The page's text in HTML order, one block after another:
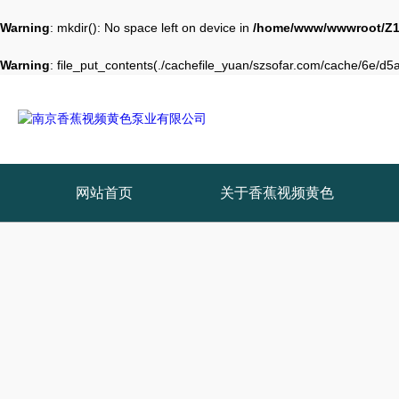
Warning: mkdir(): No space left on device in /home/www/wwwroot/
Warning: file_put_contents(./cachefile_yuan/szsofar.com/cache/6e/
网站首页 关于香蕉视频黄色